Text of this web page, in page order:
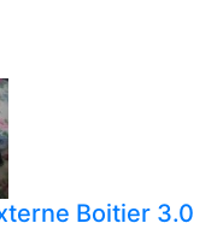
Boitier 3.0